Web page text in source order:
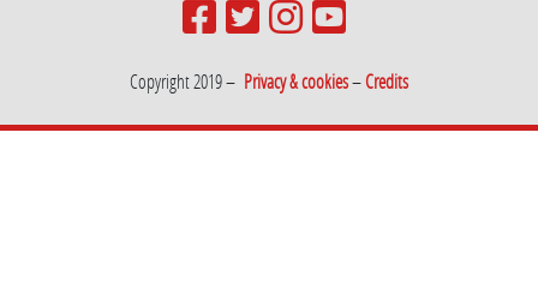
Copyright 2019 – Privacy & cookies–Credits